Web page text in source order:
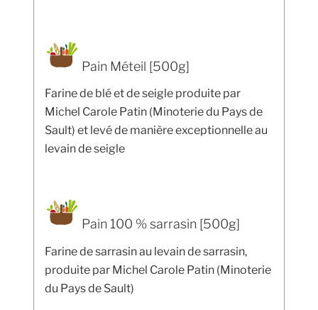
Pain Méteil [500g]
Farine de blé et de seigle produite par
Michel Carole Patin (Minoterie du Pays de
Sault) et levé de manière exceptionnelle au
levain de seigle
Pain 100 % sarrasin [500g]
Farine de sarrasin au levain de sarrasin,
produite par Michel Carole Patin (Minoterie
du Pays de Sault)